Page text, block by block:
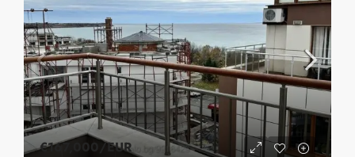
€167,000/EUR